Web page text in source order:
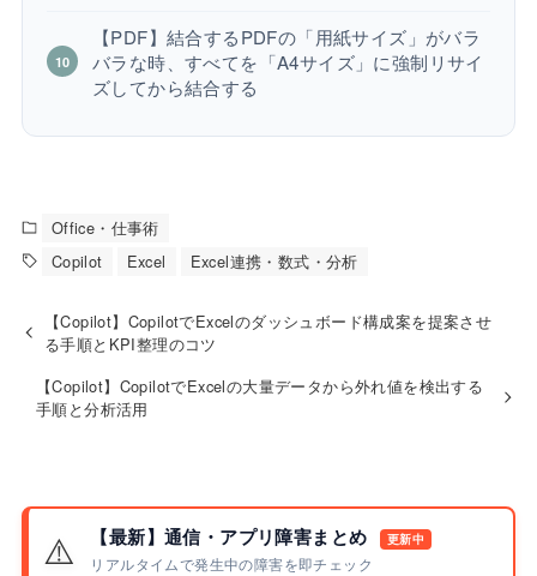
【PDF】結合するPDFの「用紙サイズ」がバラ
バラな時、すべてを「A4サイズ」に強制リサイ
ズしてから結合する
Office・仕事術
Copilot
Excel Excel連携・数式・分析
【Copilot】CopilotでExcelのダッシュボード構成案を提案させ
る手順とKPI整理のコツ
【Copilot】CopilotでExcelの大量データから外れ値を検出する
手順と分析活用
⚠️ 【最新】通信・アプリ障害まとめ 更新中
リアルタイムで発生中の障害を即チェック